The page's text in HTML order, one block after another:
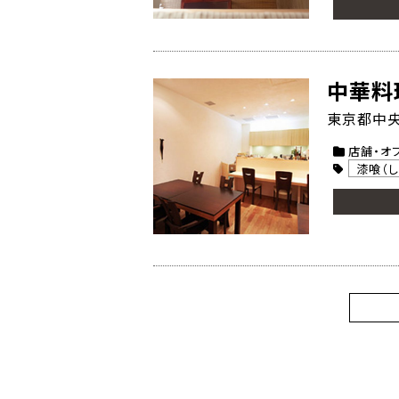
中華
東京都中
店舗・オ
漆喰（